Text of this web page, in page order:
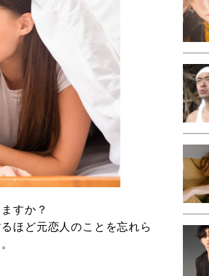
すか？
ほど元恋人のことを忘れら